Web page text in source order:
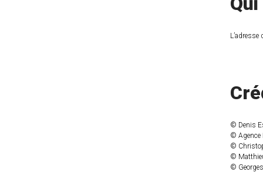
© Denis
© Agence
©
©
©